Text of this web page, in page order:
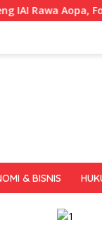
Siapkan
& BISNIS